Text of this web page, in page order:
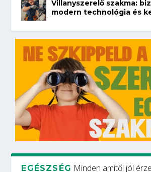
Villanyszerelő szakma:
modern technológia és
EGÉSZSÉG Minden amitől jól